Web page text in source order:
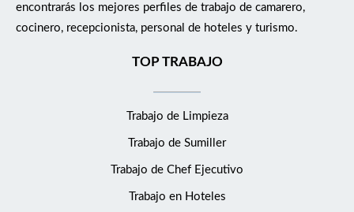
encontrarás los mejores perfiles de trabajo de camarero,
cocinero, recepcionista, personal de hoteles y turismo.
TOP TRABAJO
Trabajo de Limpieza
Trabajo de Sumiller
Trabajo de Chef Ejecutivo
Trabajo en Hoteles